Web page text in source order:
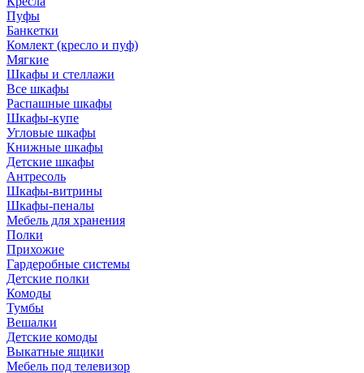
Пуфы
Банкетки
Комлект (кресло и пуф)
Мягкие
Шкафы и стеллажи
Все шкафы
Распашные шкафы
Шкафы-купе
Угловые шкафы
Книжные шкафы
Детские шкафы
Антресоль
Шкафы-витрины
Шкафы-пеналы
Мебель для хранения
Полки
Прихожие
Гардеробные системы
Детские полки
Комоды
Тумбы
Вешалки
Детские комоды
Выкатные ящики
Мебель под телевизор